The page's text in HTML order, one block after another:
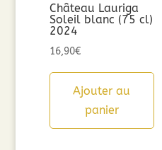
Château Lauriga
Soleil blanc (75 cl)
2024
16,90€
Ajouter au
panier